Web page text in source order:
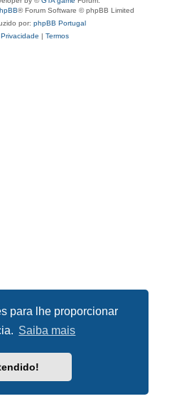
para lhe proporcionar
Saiba mais
® Forum Software © phpBB Limited
por: phpBB Portugal
Privacidade | Termos